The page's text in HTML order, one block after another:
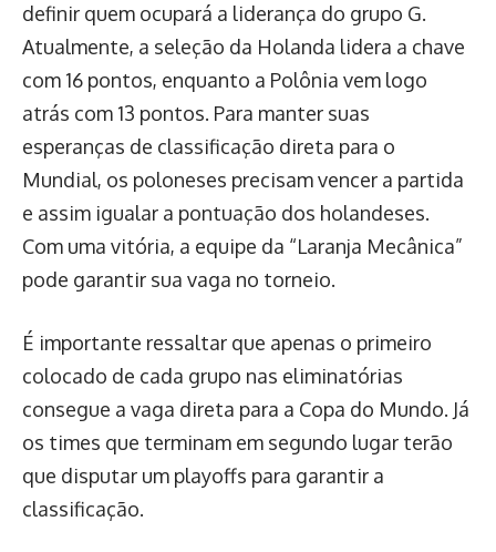
definir quem ocupará a liderança do grupo G.
Atualmente, a seleção da Holanda lidera a chave
com 16 pontos, enquanto a Polônia vem logo
atrás com 13 pontos. Para manter suas
esperanças de classificação direta para o
Mundial, os poloneses precisam vencer a partida
e assim igualar a pontuação dos holandeses.
Com uma vitória, a equipe da “Laranja Mecânica”
pode garantir sua vaga no torneio.
É importante ressaltar que apenas o primeiro
colocado de cada grupo nas eliminatórias
consegue a vaga direta para a Copa do Mundo. Já
os times que terminam em segundo lugar terão
que disputar um playoffs para garantir a
classificação.